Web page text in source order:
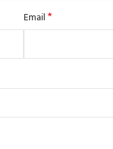
Email*